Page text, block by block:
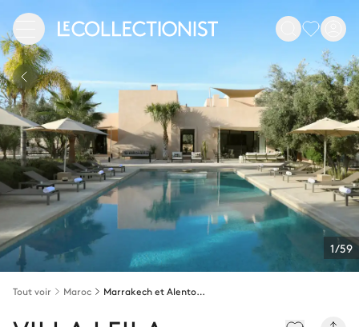
1/59
Tout voir Maroc Marrakech et Alentours